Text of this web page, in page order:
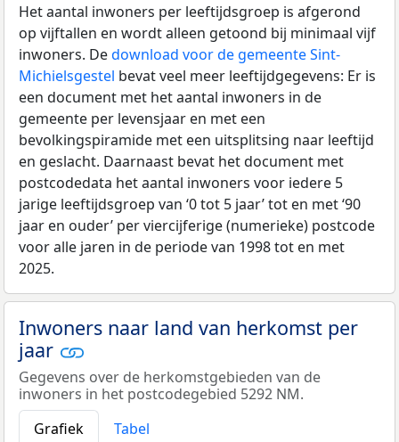
Het aantal inwoners per leeftijdsgroep is afgerond
op vijftallen en wordt alleen getoond bij minimaal vijf
inwoners. Dedownload voor de gemeente Sint-
Michielsgestel bevat veel meer leeftijdgegevens: Er is
een document met het aantal inwoners in de
gemeente per levensjaar en met een
bevolkingspiramide met een uitsplitsing naar leeftijd
en geslacht. Daarnaast bevat het document met
postcodedata het aantal inwoners voor iedere 5
jarige leeftijdsgroep van ‘0 tot 5 jaar’ tot en met ‘90
jaar en ouder’ per viercijferige (numerieke) postcode
voor alle jaren in de periode van 1998 tot en met
2025.
Inwoners naar land van herkomst per
jaar
Gegevens over de herkomstgebieden van de
inwoners in het postcodegebied 5292 NM.
Grafiek
Tabel